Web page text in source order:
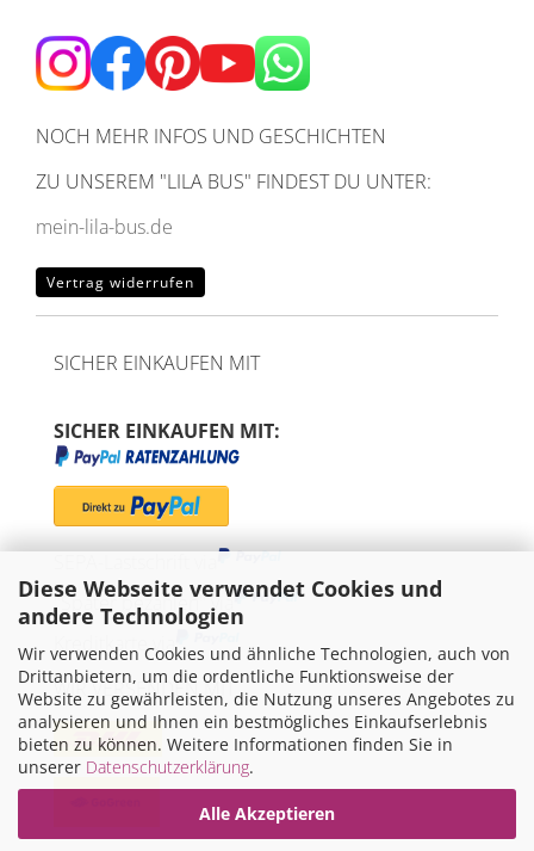
Diese Webseite verwendet Cookies und
andere Technologien
Wir verwenden Cookies und ähnliche Technologien, auch von
Drittanbietern, um die ordentliche Funktionsweise der
Website zu gewährleisten, die Nutzung unseres Angebotes zu
analysieren und Ihnen ein bestmögliches Einkaufserlebnis
bieten zu können. Weitere Informationen finden Sie in
unserer Datenschutzerklärung.
Alle Akzeptieren
NOCH MEHR INFOS UND GESCHICHTEN
ZU UNSEREM "LILA BUS" FINDEST DU UNTER:
mein-lila-bus.de
Vertrag widerrufen
SICHER EINKAUFEN MIT
SICHER EINKAUFEN MIT:
"Später bezahlen" via
Kreditkarte via
WIR VERSENDEN MIT